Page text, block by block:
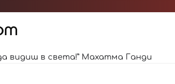
видиш в света!” Махатма Ганди